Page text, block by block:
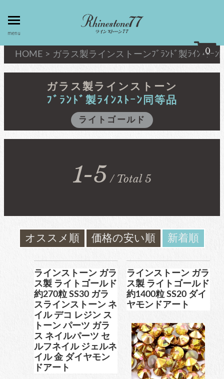
toggle
menu
menu
0
my page
マイページ
個人情報取
扱
contact
blog
ブログ
linestone ラインストーン
キシリウスカット
最高級品質ﾗｲﾝｽﾄｰﾝ
ガラスラインストーン
ﾌﾞﾗﾝﾄﾞ製ﾗｲﾝｽﾄｰﾝ同等品
チャトン
ﾌﾞﾗﾝﾄﾞ製ﾗｲﾝｽﾄｰﾝ同等品
アクリルラインストーン
HOME > ガラス製ラインストーンﾌﾞﾗﾝﾄﾞ製ﾗｲﾝｽﾄｰﾝ
ガラス製ラインストーン
ﾌﾞﾗﾝﾄﾞ製ﾗｲﾝｽﾄｰﾝ同等品
ライトゴールド
1-5 / Total 5
オススメ順 価格の安い順 新着順
ラインストーン ガラ
ス製 ライトゴールド
約270粒 SS30 ガラ
スラインストーン ネ
イル デコ レジン ス
トーン パーツ ガラ
ス ネイルパーツ セ
ルフネイル ジェルネ
イル 金 ダイヤモン
ドアート
ラインストーン ガラ
ス製 ライトゴールド
約1400粒 SS20 ダイ
ヤモンドアート